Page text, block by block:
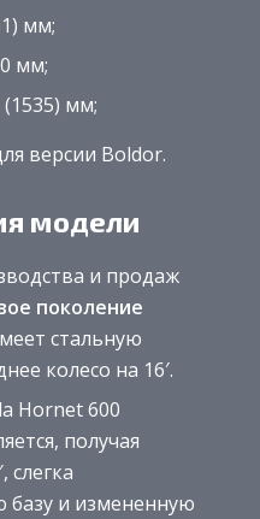
мм;
мм;
мм;
версии Boldor.
модели
и продаж
поколение
стальную
колесо на 16′.
Hornet 600
получая
слегка
базу и измененную